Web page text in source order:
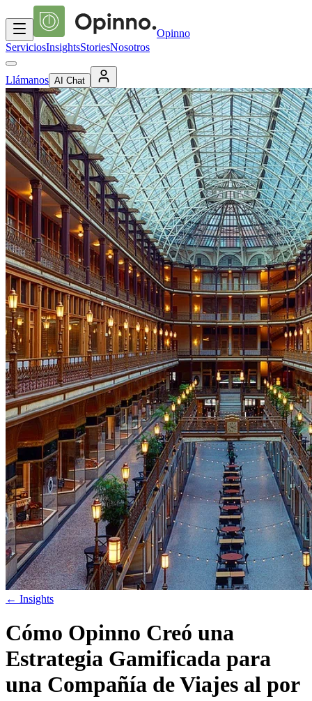
Opinno
ServiciosInsightsStoriesNosotros
Llámanos AI Chat
← Insights
Cómo Opinno Creó una
Estrategia Gamificada para
una Compañía de Viajes al por